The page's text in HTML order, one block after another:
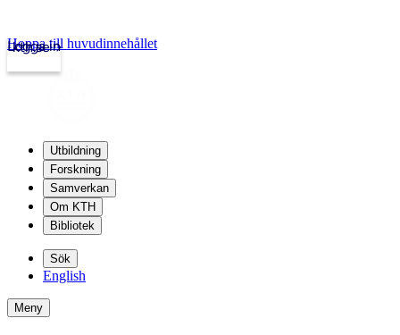
kth.se
Logga in
Hoppa till huvudinnehållet
Utbildning
Forskning
Samverkan
Om KTH
Bibliotek
Sök
English
Meny